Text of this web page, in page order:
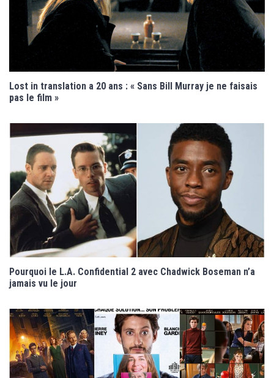
Lost in translation a 20 ans : « Sans Bill Murray je ne faisais
pas le film »
Pourquoi le L.A. Confidential 2 avec Chadwick Boseman n’a
jamais vu le jour